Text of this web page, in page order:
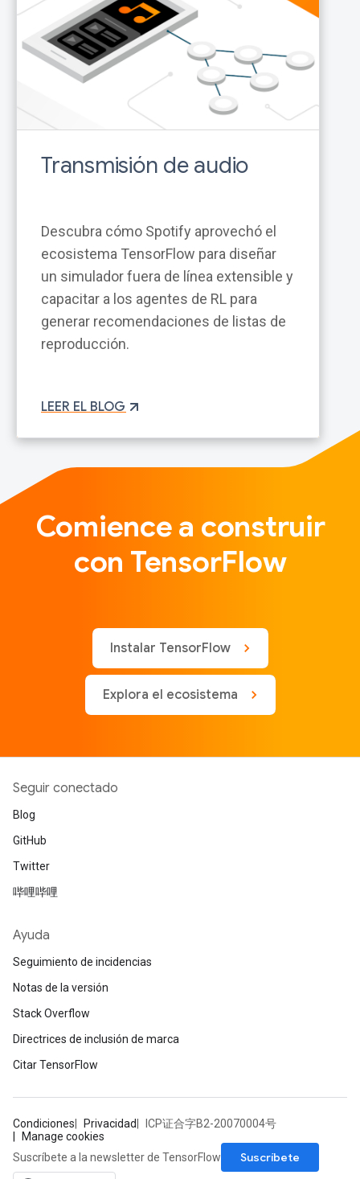
Transmisión de audio
Descubra cómo Spotify aprovechó el
ecosistema TensorFlow para diseñar
un simulador fuera de línea extensible y
capacitar a los agentes de RL para
generar recomendaciones de listas de
reproducción.
LEER EL BLOG
Comience a construir
con TensorFlow
Instalar TensorFlow
Explora el ecosistema
Seguir conectado
Blog
GitHub
Twitter
哔哩哔哩
Ayuda
Seguimiento de incidencias
Notas de la versión
Stack Overflow
Directrices de inclusión de marca
Citar TensorFlow
Condiciones Privacidad
ICP证合字B2-20070004号
Manage cookies
Suscríbete a la newsletter de TensorFlow
Suscríbete